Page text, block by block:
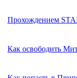
Прохождением
Как освободить